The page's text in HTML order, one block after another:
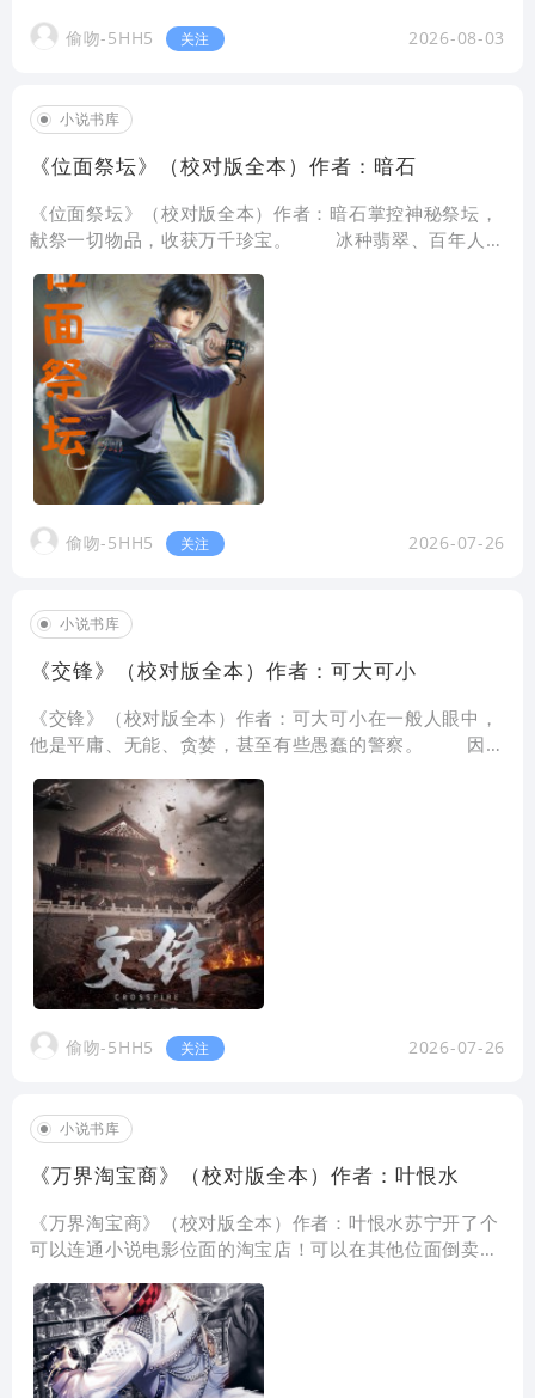
偷吻-5HH5 关注 2026-08-03
小说书库
《位面祭坛》（校对版全本）作者：暗石
《位面祭坛》（校对版全本）作者：暗石掌控神秘祭坛，
献祭一切物品，收获万千珍宝。 冰种翡翠、百年人
画，也许献祭一袋食盐就能换取。历史中的古
偷吻-5HH5 关注 2026-07-26
小说书库
《交锋》（校对版全本）作者：可大可小
《交锋》（校对版全本）作者：可大可小在一般人眼中，
他是平庸、无能、贪婪，甚至有些愚蠢的警察。 因为
交游广泛，善于溜须拍马和钻
偷吻-5HH5 关注 2026-07-26
小说书库
《万界淘宝商》（校对版全本）作者：叶恨水
《万界淘宝商》（校对版全本）作者：叶恨水苏宁开了个
可以连通小说电影位面的淘宝店！可以在其他位面倒卖货
牛逼了！ 接受托尼·斯塔